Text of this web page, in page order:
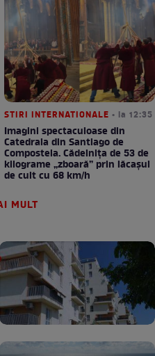
STIRI INTERNATIONALE • la 12:35
Imagini spectaculoase din
Catedrala din Santiago de
Compostela. Cădelnița de 53 de
kilograme „zboară” prin lăcașul
de cult cu 68 km/h
MULT